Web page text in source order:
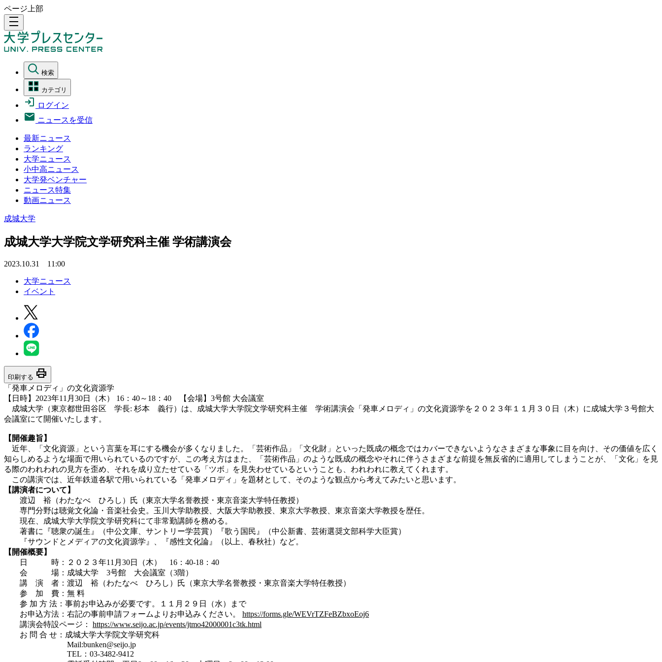
ページ上部
density_medium
検索
カテゴリ
ログイン
ニュースを受信
最新ニュース
ランキング
大学ニュース
小中高ニュース
大学発ベンチャー
ニュース特集
動画ニュース
成城大学
成城大学大学院文学研究科主催 学術講演会
2023.10.31 11:00
大学ニュース
イベント
印刷する print
「発車メロディ」の文化資源学
【日時】2023年11月30日（木） 16：40～18：40 【会場】3号館 大会議室
成城大学（東京都世田谷区 学長: 杉本 義行）は、成城大学大学院文学研究科主催 学術講演会「発車メロディ」の文化資源学を２０２３年１１月３０日（木）に成城大学３号館大
会議室にて開催いたします。
【開催趣旨】
近年、「文化資源」という言葉を耳にする機会が多くなりました。「芸術作品」「文化財」といった既成の概念ではカバーできないようなさまざまな事象に目を向け、その価値を広く
知らしめるような場面で用いられているのですが、この考え方はまた、「芸術作品」のような既成の概念やそれに伴うさまざまな前提を無反省的に適用してしまうことが、「文化」を見
る際のわれわれの見方を歪め、それを成り立たせている「ツボ」を見失わせているということも、われわれに教えてくれます。
この講演では、近年鉄道各駅で用いられている「発車メロディ」を題材として、そのような観点から考えてみたいと思います。
【講演者について】
渡辺 裕（わたなべ ひろし）氏（東京大学名誉教授・東京音楽大学特任教授）
専門分野は聴覚文化論・音楽社会史。玉川大学助教授、大阪大学助教授、東京大学教授、東京音楽大学教授を歴任。
現在、成城大学大学院文学研究科にて非常勤講師を務める。
著書に『聴衆の誕生』（中公文庫、サントリー学芸賞）『歌う国民』（中公新書、芸術選奨文部科学大臣賞）
『サウンドとメディアの文化資源学』、『感性文化論』（以上、春秋社）など。
【開催概要】
日 時：２０２３年11月30日（木） 16：40-18：40
会 場：成城大学 3号館 大会議室（3階）
講 演 者：渡辺 裕（わたなべ ひろし）氏（東京大学名誉教授・東京音楽大学特任教授）
参 加 費：無 料
参 加 方 法：事前お申込みが必要です。１１月２９日（水）まで
お申込方法：右記の事前申請フォームよりお申込みください。 https://forms.gle/WEVrTZFeBZbxoEoj6
講演会特設ページ： https://www.seijo.ac.jp/events/jtmo42000001c3tk.html
お 問 合 せ：成城大学大学院文学研究科
Mail:bunken@seijo.jp
TEL：03-3482-9412